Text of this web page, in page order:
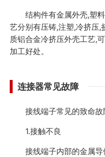
结构件有金属外壳,塑
艺分别有压铸,注塑,冷挤压
质铝合金冷挤压外壳工艺,
加工好处。
连接器常见故障
接线端子常见的致命故
1.接触不良
接线端子内部的金属